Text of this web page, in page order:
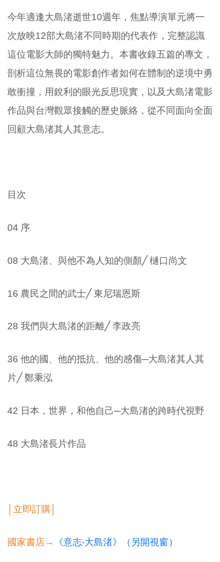
今年適逢大島渚逝世10週年，焦點導演單元將一
次放映12部大島渚不同時期的代表作，完整認識
這位電影大師的獨特魅力。本書收錄五篇的專文，
剖析這位無畏的電影創作者如何在體制的逆境中勇
敢衝撞，用銳利的眼光反思現實，以及大島渚電影
作品與台灣觀眾接觸的歷史脈絡，從不同面向全面
回顧大島渚其人其意志。
目次
04 序
08 大島渚、與他不為人知的側顏╱ 樋口尚文
16 農民之間的武士╱ 東尼瑞恩斯
28 我們與大島渚的距離╱ 李政亮
36 他的國、他的抵抗、他的感傷─大島渚其人其
片╱ 鄭秉泓
42 日本，世界，和他自己─大島渚的跨時代視野
48 大島渚長片作品
│立即訂購│
國家書店→ 《意志‧大島渚》（另開視窗）